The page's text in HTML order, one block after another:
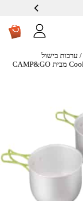
/ ערכות בישול